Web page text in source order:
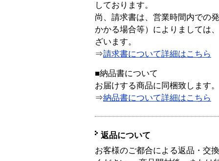
しております。
尚、請求書は、営業時間内での
かかる場合等）によりましては
ざいます。
⇒請求書について詳細はこちら
■納品書について
お届けする商品に同梱致します。
⇒納品書について詳細はこちら
返品について
お客様のご都合による返品・交